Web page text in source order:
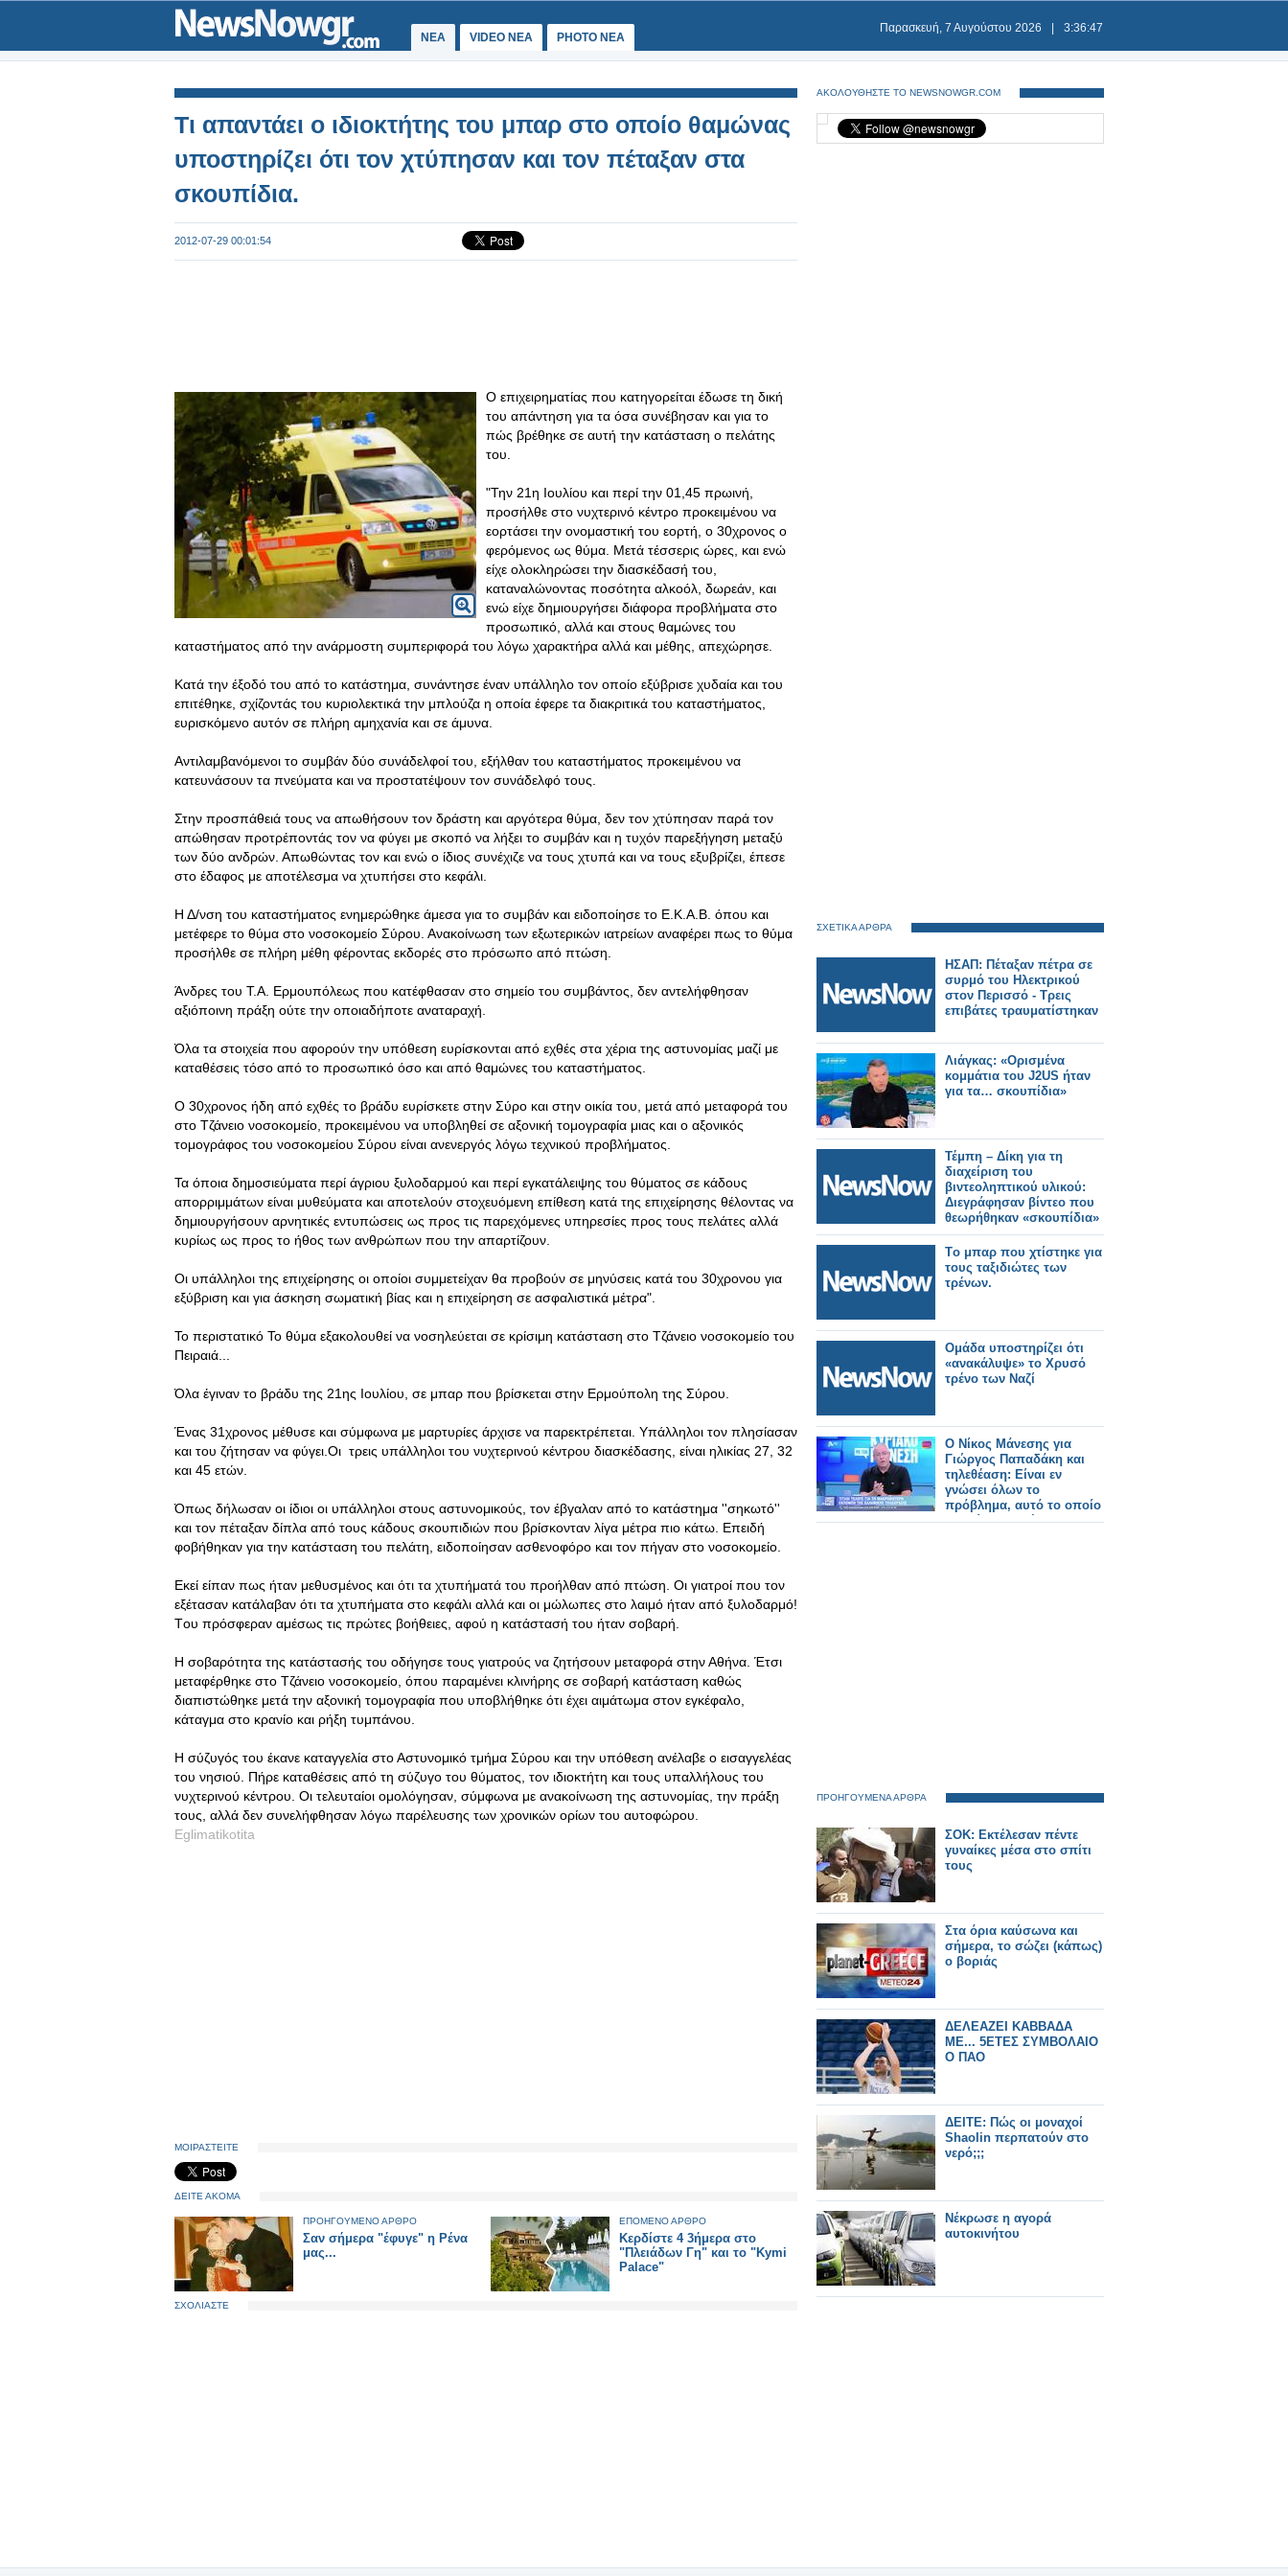
ΝΕΑ VIDEO NEA PHOTO NEA
Παρασκευή, 7 Αυγούστου 2026 3:36:48
Τι απαντάει ο ιδιοκτήτης του μπαρ στο οποίο θαμώνας
υποστηρίζει ότι τον χτύπησαν και τον πέταξαν στα
σκουπίδια.
2012-07-29 00:01:54
Ο επιχειρηματίας που κατηγορείται έδωσε τη δική
του απάντηση για τα όσα συνέβησαν και για το
πώς βρέθηκε σε αυτή την κατάσταση ο πελάτης
του.
"Την 21η Ιουλίου και περί την 01,45 πρωινή,
προσήλθε στο νυχτερινό κέντρο προκειμένου να
εορτάσει την ονομαστική του εορτή, ο 30χρονος ο
φερόμενος ως θύμα. Μετά τέσσερις ώρες, και ενώ
είχε ολοκληρώσει την διασκέδασή του,
καταναλώνοντας ποσότητα αλκοόλ, δωρεάν, και
ενώ είχε δημιουργήσει διάφορα προβλήματα στο
προσωπικό, αλλά και στους θαμώνες του
καταστήματος από την ανάρμοστη συμπεριφορά του λόγω χαρακτήρα αλλά και μέθης, απεχώρησε.
Κατά την έξοδό του από το κατάστημα, συνάντησε έναν υπάλληλο τον οποίο εξύβρισε χυδαία και του
επιτέθηκε, σχίζοντάς του κυριολεκτικά την μπλούζα η οποία έφερε τα διακριτικά του καταστήματος,
ευρισκόμενο αυτόν σε πλήρη αμηχανία και σε άμυνα.
Αντιλαμβανόμενοι το συμβάν δύο συνάδελφοί του, εξήλθαν του καταστήματος προκειμένου να
κατευνάσουν τα πνεύματα και να προστατέψουν τον συνάδελφό τους.
Στην προσπάθειά τους να απωθήσουν τον δράστη και αργότερα θύμα, δεν τον χτύπησαν παρά τον
απώθησαν προτρέποντάς τον να φύγει με σκοπό να λήξει το συμβάν και η τυχόν παρεξήγηση μεταξύ
των δύο ανδρών. Απωθώντας τον και ενώ ο ίδιος συνέχιζε να τους χτυπά και να τους εξυβρίζει, έπεσε
στο έδαφος με αποτέλεσμα να χτυπήσει στο κεφάλι.
Η Δ/νση του καταστήματος ενημερώθηκε άμεσα για το συμβάν και ειδοποίησε το Ε.Κ.Α.Β. όπου και
μετέφερε το θύμα στο νοσοκομείο Σύρου. Ανακοίνωση των εξωτερικών ιατρείων αναφέρει πως το θύμα
προσήλθε σε πλήρη μέθη φέροντας εκδορές στο πρόσωπο από πτώση.
Άνδρες του Τ.Α. Ερμουπόλεως που κατέφθασαν στο σημείο του συμβάντος, δεν αντελήφθησαν
αξιόποινη πράξη ούτε την οποιαδήποτε αναταραχή.
Όλα τα στοιχεία που αφορούν την υπόθεση ευρίσκονται από εχθές στα χέρια της αστυνομίας μαζί με
καταθέσεις τόσο από το προσωπικό όσο και από θαμώνες του καταστήματος.
Ο 30χρονος ήδη από εχθές το βράδυ ευρίσκετε στην Σύρο και στην οικία του, μετά από μεταφορά του
στο Τζάνειο νοσοκομείο, προκειμένου να υποβληθεί σε αξονική τομογραφία μιας και ο αξονικός
τομογράφος του νοσοκομείου Σύρου είναι ανενεργός λόγω τεχνικού προβλήματος.
Τα όποια δημοσιεύματα περί άγριου ξυλοδαρμού και περί εγκατάλειψης του θύματος σε κάδους
απορριμμάτων είναι μυθεύματα και αποτελούν στοχευόμενη επίθεση κατά της επιχείρησης θέλοντας να
δημιουργήσουν αρνητικές εντυπώσεις ως προς τις παρεχόμενες υπηρεσίες προς τους πελάτες αλλά
κυρίως ως προς το ήθος των ανθρώπων που την απαρτίζουν.
Οι υπάλληλοι της επιχείρησης οι οποίοι συμμετείχαν θα προβούν σε μηνύσεις κατά του 30χρονου για
εξύβριση και για άσκηση σωματική βίας και η επιχείρηση σε ασφαλιστικά μέτρα".
To περιστατικό Το θύμα εξακολουθεί να νοσηλεύεται σε κρίσιμη κατάσταση στο Τζάνειο νοσοκομείο του
Πειραιά...
Όλα έγιναν το βράδυ της 21ης Ιουλίου, σε μπαρ που βρίσκεται στην Ερμούπολη της Σύρου.
Ένας 31χρονος μέθυσε και σύμφωνα με μαρτυρίες άρχισε να παρεκτρέπεται. Υπάλληλοι τον πλησίασαν
και του ζήτησαν να φύγει.Οι τρεις υπάλληλοι του νυχτερινού κέντρου διασκέδασης, είναι ηλικίας 27, 32
και 45 ετών.
Όπως δήλωσαν οι ίδιοι οι υπάλληλοι στους αστυνομικούς, τον έβγαλαν από το κατάστημα ''σηκωτό''
και τον πέταξαν δίπλα από τους κάδους σκουπιδιών που βρίσκονταν λίγα μέτρα πιο κάτω. Επειδή
φοβήθηκαν για την κατάσταση του πελάτη, ειδοποίησαν ασθενοφόρο και τον πήγαν στο νοσοκομείο.
Εκεί είπαν πως ήταν μεθυσμένος και ότι τα χτυπήματά του προήλθαν από πτώση. Οι γιατροί που τον
εξέτασαν κατάλαβαν ότι τα χτυπήματα στο κεφάλι αλλά και οι μώλωπες στο λαιμό ήταν από ξυλοδαρμό!
Tου πρόσφεραν αμέσως τις πρώτες βοήθειες, αφού η κατάστασή του ήταν σοβαρή.
Η σοβαρότητα της κατάστασής του οδήγησε τους γιατρούς να ζητήσουν μεταφορά στην Αθήνα. Έτσι
μεταφέρθηκε στο Τζάνειο νοσοκομείο, όπου παραμένει κλινήρης σε σοβαρή κατάσταση καθώς
διαπιστώθηκε μετά την αξονική τομογραφία που υποβλήθηκε ότι έχει αιμάτωμα στον εγκέφαλο,
κάταγμα στο κρανίο και ρήξη τυμπάνου.
Η σύζυγός του έκανε καταγγελία στο Αστυνομικό τμήμα Σύρου και την υπόθεση ανέλαβε ο εισαγγελέας
του νησιού. Πήρε καταθέσεις από τη σύζυγο του θύματος, τον ιδιοκτήτη και τους υπαλλήλους του
νυχτερινού κέντρου. Οι τελευταίοι ομολόγησαν, σύμφωνα με ανακοίνωση της αστυνομίας, την πράξη
τους, αλλά δεν συνελήφθησαν λόγω παρέλευσης των χρονικών ορίων του αυτοφώρου.
Eglimatikotita
ΜΟΙΡΑΣΤΕΙΤΕ
ΔΕΙΤΕ ΑΚΟΜΑ
ΠΡΟΗΓΟΥΜΕΝΟ ΑΡΘΡΟ
Σαν σήμερα "έφυγε" η Ρένα
μας...
ΕΠΟΜΕΝΟ ΑΡΘΡΟ
Κερδίστε 4 3ήμερα στο
"Πλειάδων Γη" και το "Kymi
Palace"
ΣΧΟΛΙΑΣΤΕ
ΑΚΟΛΟΥΘΗΣΤΕ ΤΟ NEWSNOWGR.COM
ΣΧΕΤΙΚΑ ΑΡΘΡΑ
ΗΣΑΠ: Πέταξαν πέτρα σε
συρμό του Ηλεκτρικού
στον Περισσό - Τρεις
επιβάτες τραυματίστηκαν
Λιάγκας: «Ορισμένα
κομμάτια του J2US ήταν
για τα… σκουπίδια»
Τέμπη – Δίκη για τη
διαχείριση του
βιντεοληπτικού υλικού:
Διεγράφησαν βίντεο που
θεωρήθηκαν «σκουπίδια»
Tο μπαρ που χτίστηκε για
τους ταξιδιώτες των
τρένων.
Ομάδα υποστηρίζει ότι
«ανακάλυψε» το Χρυσό
τρένο των Ναζί
Ο Νίκος Μάνεσης για
Γιώργος Παπαδάκη και
τηλεθέαση: Είναι εν
γνώσει όλων το
πρόβλημα, αυτό το οποίο
τελειώνει καριέρες
ΠΡΟΗΓΟΥΜΕΝΑ ΑΡΘΡΑ
ΣΟΚ: Εκτέλεσαν πέντε
γυναίκες μέσα στο σπίτι
τους
Στα όρια καύσωνα και
σήμερα, το σώζει (κάπως)
ο βοριάς
ΔΕΛΕΑΖΕΙ ΚΑΒΒΑΔΑ
ΜΕ... 5ΕΤΕΣ ΣΥΜΒΟΛΑΙΟ
Ο ΠΑΟ
ΔΕΙΤΕ: Πώς οι μοναχοί
Shaolin περπατούν στο
νερό;;;
Νέκρωσε η αγορά
αυτοκινήτου